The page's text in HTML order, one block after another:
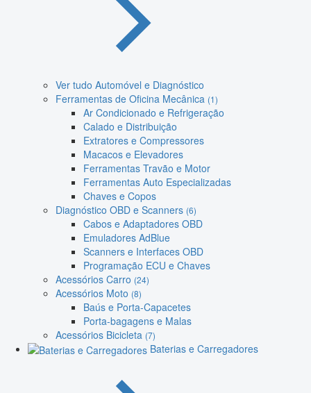
Ver tudo Automóvel e Diagnóstico
Ferramentas de Oficina Mecânica (1)
Ar Condicionado e Refrigeração
Calado e Distribuição
Extratores e Compressores
Macacos e Elevadores
Ferramentas Travão e Motor
Ferramentas Auto Especializadas
Chaves e Copos
Diagnóstico OBD e Scanners (6)
Cabos e Adaptadores OBD
Emuladores AdBlue
Scanners e Interfaces OBD
Programação ECU e Chaves
Acessórios Carro (24)
Acessórios Moto (8)
Baús e Porta-Capacetes
Porta-bagagens e Malas
Acessórios Bicicleta (7)
Baterias e Carregadores